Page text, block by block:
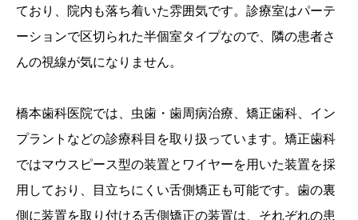
ており、院内も落ち着いた雰囲気です。診療室はパーテ
ーションで区切られた半個室タイプなので、隣の患者さ
んの視線が気になりません。
橋本歯科医院では、虫歯・歯周病治療、矯正歯科、イン
プラントなどの診療科目を取り扱っています。矯正歯科
ではマウスピース型の装置とワイヤーを用いた装置を採
用しており、目立ちにくい舌側矯正も可能です。歯の裏
側に装置を取り付ける舌側矯正の装置は、それぞれの患